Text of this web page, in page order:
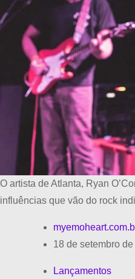
O artista de Atlanta, Ryan
influências que vão do rock
18 de setembro
Lançamentos